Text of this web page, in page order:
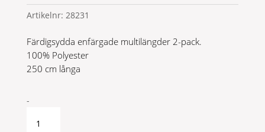
Artikelnr: 28231
Färdigsydda enfärgade multilängder 2-pack.
100% Polyester
250 cm långa
Bruce
250
-